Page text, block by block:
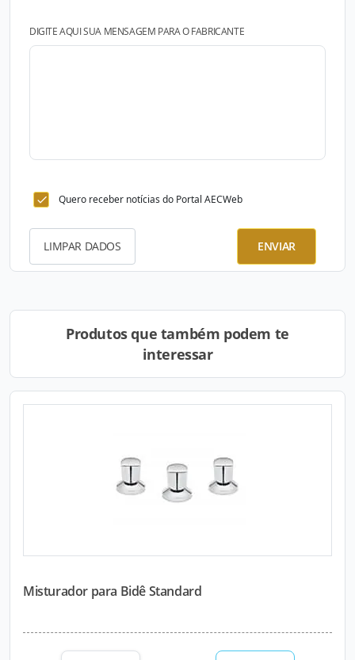
DIGITE AQUI SUA MENSAGEM PARA O FABRICANTE
Quero receber notícias do Portal AECWeb
LIMPAR DADOS ENVIAR
Produtos que também podem te
interessar
Misturador para Bidê Standard